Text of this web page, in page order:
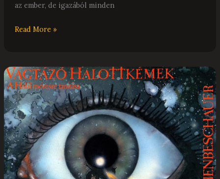
az ember, de igazából minden
Read More »
Mányák
Péter:
Vágtázó
Halottkémek
–
Egy magasabb szintű létezés hangjai